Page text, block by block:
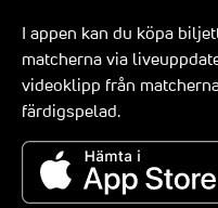
I appen kan du köpa
matcherna via
videoklipp från
färdigspelad.